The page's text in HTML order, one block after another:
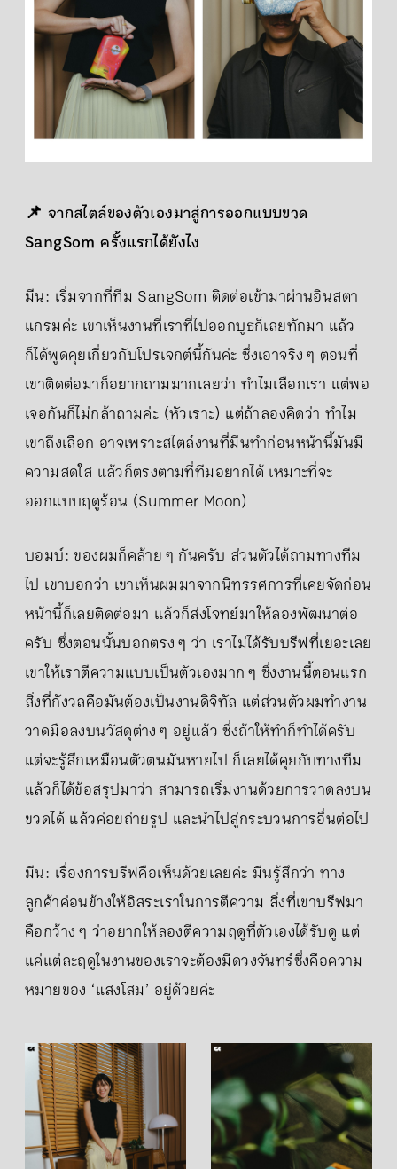
📌 จากสไตล์ของตัวเองมาสู่การออกแบบขวด
SangSom ครั้งแรกได้ยังไง
มีน: เริ่มจากที่ทีม SangSom ติดต่อเข้ามาผ่านอินสตา
แกรมค่ะ เขาเห็นงานที่เราที่ไปออกบูธก็เลยทักมา แล้ว
ก็ได้พูดคุยเกี่ยวกับโปรเจกต์นี้กันค่ะ ซึ่งเอาจริง ๆ ตอนที่
เขาติดต่อมาก็อยากถามมากเลยว่า ทำไมเลือกเรา แต่พอ
เจอกันก็ไม่กล้าถามค่ะ (หัวเราะ) แต่ถ้าลองคิดว่า ทำไม
เขาถึงเลือก อาจเพราะสไตล์งานที่มีนทำก่อนหน้านี้มันมี
ความสดใส แล้วก็ตรงตามที่ทีมอยากได้ เหมาะที่จะ
ออกแบบฤดูร้อน (Summer Moon)
บอมบ์: ของผมก็คล้าย ๆ กันครับ ส่วนตัวได้ถามทางทีม
ไป เขาบอกว่า เขาเห็นผมมาจากนิทรรศการที่เคยจัดก่อน
หน้านี้ก็เลยติดต่อมา แล้วก็ส่งโจทย์มาให้ลองพัฒนาต่อ
ครับ ซึ่งตอนนั้นบอกตรง ๆ ว่า เราไม่ได้รับบรีฟที่เยอะเลย
เขาให้เราตีความแบบเป็นตัวเองมาก ๆ ซึ่งงานนี้ตอนแรก
สิ่งที่กังวลคือมันต้องเป็นงานดิจิทัล แต่ส่วนตัวผมทำงาน
วาดมือลงบนวัสดุต่าง ๆ อยู่แล้ว ซึ่งถ้าให้ทำก็ทำได้ครับ
แต่จะรู้สึกเหมือนตัวตนมันหายไป ก็เลยได้คุยกับทางทีม
แล้วก็ได้ข้อสรุปมาว่า สามารถเริ่มงานด้วยการวาดลงบน
ขวดได้ แล้วค่อยถ่ายรูป และนำไปสู่กระบวนการอื่นต่อไป
มีน: เรื่องการบรีฟคือเห็นด้วยเลยค่ะ มีนรู้สึกว่า ทาง
ลูกค้าค่อนข้างให้อิสระเราในการตีความ สิ่งที่เขาบรีฟมา
คือกว้าง ๆ ว่าอยากให้ลองตีความฤดูที่ตัวเองได้รับดู แต่
แค่แต่ละฤดูในงานของเราจะต้องมีดวงจันทร์ซึ่งคือความ
หมายของ ‘แสงโสม’ อยู่ด้วยค่ะ